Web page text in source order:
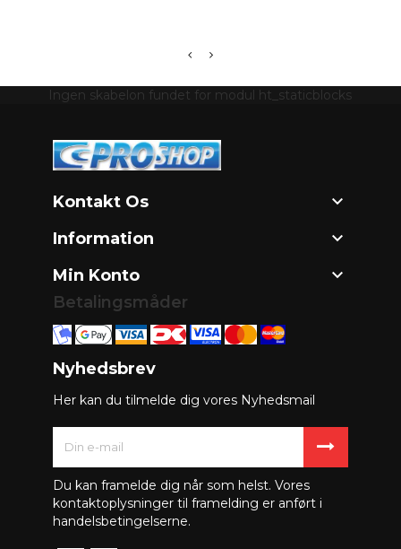
Ingen skabelon fundet for modul ht_staticblocks
Kontakt Os 
Information 
Min Konto 
Betalingsmåder
Nyhedsbrev
Her kan du tilmelde dig vores Nyhedsmail
Du kan framelde dig når som helst. Vores
kontaktoplysninger til framelding er anført i
handelsbetingelserne.